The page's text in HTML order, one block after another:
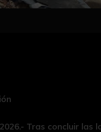
Tras concluir las